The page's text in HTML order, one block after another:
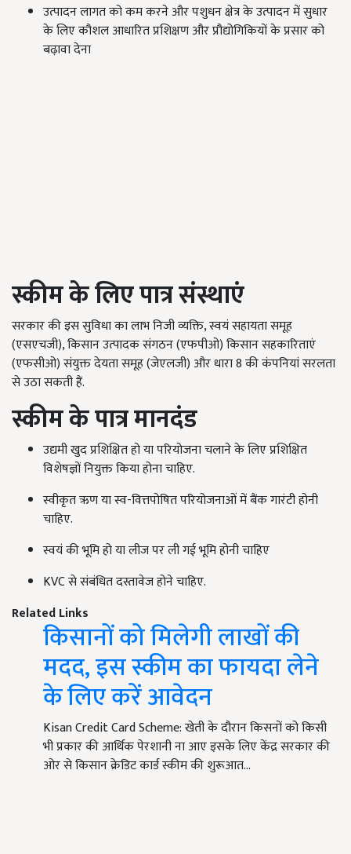
उत्पादन लागत को कम करने और पशुधन क्षेत्र के उत्पादन में सुधार
के लिए कौशल आधारित प्रशिक्षण और प्रौद्योगिकियों के प्रसार को
बढ़ावा देना
स्कीम के लिए पात्र संस्थाएं
सरकार की इस सुविधा का लाभ निजी व्यक्ति,स्वयं सहायता समूह
(एसएचजी),किसान उत्पादक संगठन (एफपीओ) किसान सहकारिताएं
(एफसीओ) संयुक्त देयता समूह (जेएलजी) और धारा 8 की कंपनियां सरलता
से उठा सकती हैं.
स्कीम के पात्र मानदंड
उद्यमी खुद प्रशिक्षित हो या परियोजना चलाने के लिए प्रशिक्षित
विशेषज्ञों नियुक्त किया होना चाहिए.
स्वीकृत ऋण या स्व-वित्तपोषित परियोजनाओं में बैंक गारंटी होनी
चाहिए.
स्वयं की भूमि हो या लीज पर ली गई भूमि होनी चाहिए
KVC से संबंधित दस्तावेज होने चाहिए.
Related Links
किसानों को मिलेगी लाखों की
मदद, इस स्कीम का फायदा लेने
के लिए करें आवेदन
Kisan Credit Card Scheme: खेती के दौरान किसनों को किसी
भी प्रकार की आर्थिक पेरशानी ना आए इसके लिए केंद्र सरकार की
ओर से किसान क्रेडिट कार्ड स्कीम की शुरूआत…